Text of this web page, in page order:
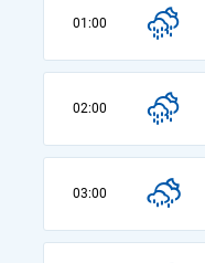
01:00
02:00
03:00